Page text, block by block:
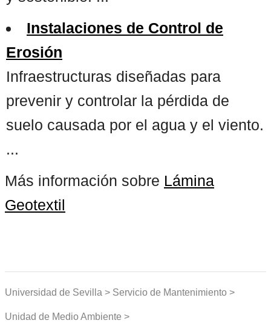
Instalaciones de Control de
Erosión
Infraestructuras diseñadas para
prevenir y controlar la pérdida de
suelo causada por el agua y el viento.
...
Más información sobre Lámina
Geotextil
Universidad de Sevilla > Servicio de Mantenimiento >
Unidad de Medio Ambiente >